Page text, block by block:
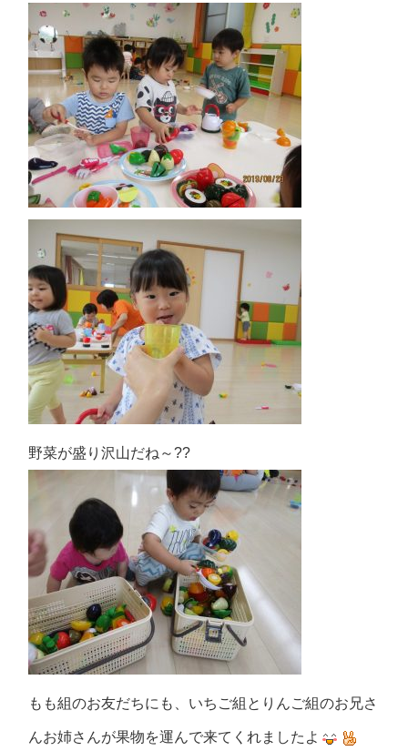
野菜が盛り沢山だね～??
もも組のお友だちにも、いちご組とりんご組のお兄さ
んお姉さんが果物を運んで来てくれましたよ